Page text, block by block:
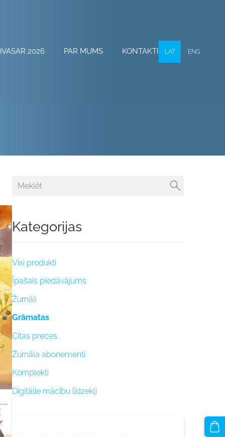
2026 PAR MUMS KONTAKTI LAT ENG
Kategorijas
Visi produkti
Īpašais piedāvājums
Žurnāli
Grāmatas
Citas preces
Žurnāla abonementi
Komplekti
Digitālie mācību līdzekļi